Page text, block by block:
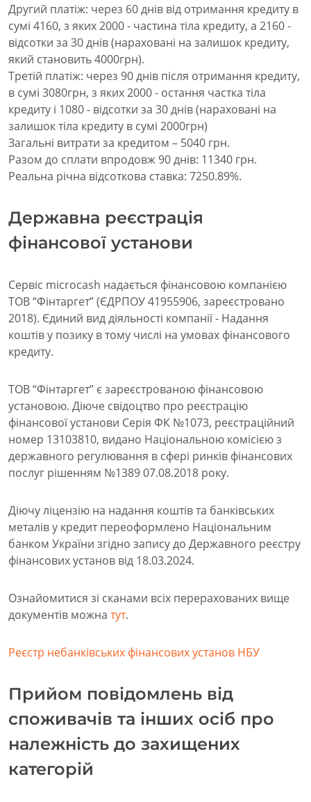
Другий платіж: через 60 днів від отримання кредиту в
сумі 4160, з яких 2000 - частина тіла кредиту, а 2160 -
відсотки за 30 днів (нараховані на залишок кредиту,
який становить 4000грн).
Третій платіж: через 90 днів після отримання кредиту,
в сумі 3080грн, з яких 2000 - остання частка тіла
кредиту і 1080 - відсотки за 30 днів (нараховані на
залишок тіла кредиту в сумі 2000грн)
Загальні витрати за кредитом – 5040 грн.
Разом до сплати впродовж 90 днів: 11340 грн.
Реальна річна відсоткова ставка: 7250.89%.
Державна реєстрація
фінансової установи
Сервіс microcash надається фінансовою компанією
ТОВ “Фінтаргет” (ЄДРПОУ 41955906, зареєстровано
2018). Єдиний вид діяльності компанії - Надання
коштів у позику в тому числі на умовах фінансового
кредиту.
ТОВ “Фінтаргет” є зареєстрованою фінансовою
установою. Діюче свідоцтво про реєстрацію
фінансової установи Серія ФК №1073, реєстраційний
номер 13103810, видано Національною комісією з
державного регулювання в сфері ринків фінансових
послуг рішенням №1389 07.08.2018 року.
Діючу ліцензію на надання коштів та банківських
металів у кредит переоформлено Національним
банком України згідно запису до Державного реєстру
фінансових установ від 18.03.2024.
Ознайомитися зі сканами всіх перерахованих вище
документів можна тут.
Реєстр небанківських фінансових установ НБУ
Прийом повідомлень від
споживачів та інших осіб про
належність до захищених
категорій